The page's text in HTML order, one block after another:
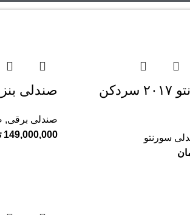
صندلی سورنتو ۲۰۱۷ سردکن
سورنتو
صندلی
صندلی برقی,
149,000,000